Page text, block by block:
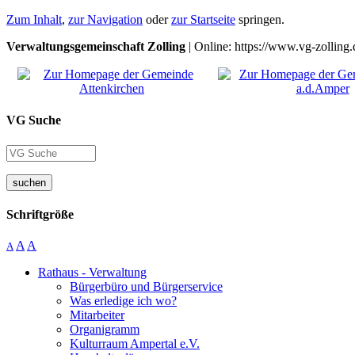
Zum Inhalt, zur Navigation oderzur Startseite springen.
Verwaltungsgemeinschaft Zolling | Online: https://www.vg-
VG Suche
suchen
Schriftgröße
A A A
Rathaus - Verwaltung
Bürgerbüro und Bürgerservice
Was erledige ich wo?
Mitarbeiter
Organigramm
Kulturraum Ampertal e.V.